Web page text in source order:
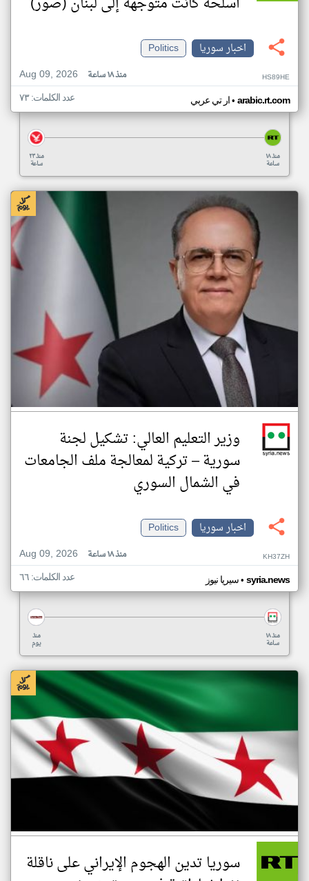
اخبار سوريا
Politics
Aug 09, 2026
منذ ١٨ ساعة HS89HE
ار تي عربي• arabic.rt.com عدد الكلمات: ٧٣
منذ ٢٣
ساعة
منذ ١٨
ساعة
وزير التعليم العالي: تشكيل لجنة
سورية – تركية لمعالجة ملف الجامعات
في الشمال السوري
اخبار سوريا
Politics
Aug 09, 2026
منذ ١٨ ساعة KH37ZH
سيريا نيوز• syria.news عدد الكلمات: ٦٦
منذ
يوم
منذ ١٨
ساعة
سوريا تدين الهجوم الإيراني على ناقلة